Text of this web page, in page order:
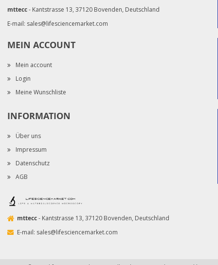
mttecc- Kantstrasse 13, 37120 Bovenden, Deutschland
E-mail: sales@lifesciencemarket.com
MEIN ACCOUNT
Mein account
Login
Meine Wunschliste
INFORMATION
Über uns
Impressum
Datenschutz
AGB
mttecc- Kantstrasse 13, 37120 Bovenden, Deutschland
E-mail: sales@lifesciencemarket.com